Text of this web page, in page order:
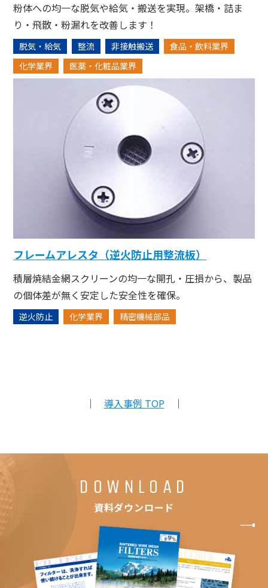
粉体への均一な脱気や給気・搬送を実現。架橋・詰ま
り・飛散・粉漏れを改善します！
脱気・給気 整流 非接触搬送
食品・飲料業界
化学業界
医薬・化粧品業界
フレームアレスタ（逆火防止用整流板）
積層焼結金網スクリーンの均一な開孔・圧損から、製品
の個体差が無く安定した安全性を確保。
逆火防止 化学業界 精密機械部品
｜ 導入事例 TOP ｜
DOWNLOAD
資料ダウンロード